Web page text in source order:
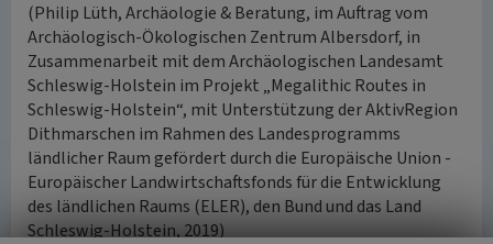
(Philip Lüth, Archäologie & Beratung, im Auftrag vom
Archäologisch-Ökologischen Zentrum Albersdorf, in
Zusammenarbeit mit dem Archäologischen Landesamt
Schleswig-Holstein im Projekt „Megalithic Routes in
Schleswig-Holstein“, mit Unterstützung der AktivRegion
Dithmarschen im Rahmen des Landesprogramms
ländlicher Raum gefördert durch die Europäische Union -
Europäischer Landwirtschaftsfonds für die Entwicklung
des ländlichen Raums (ELER), den Bund und das Land
Schleswig-Holstein, 2019)